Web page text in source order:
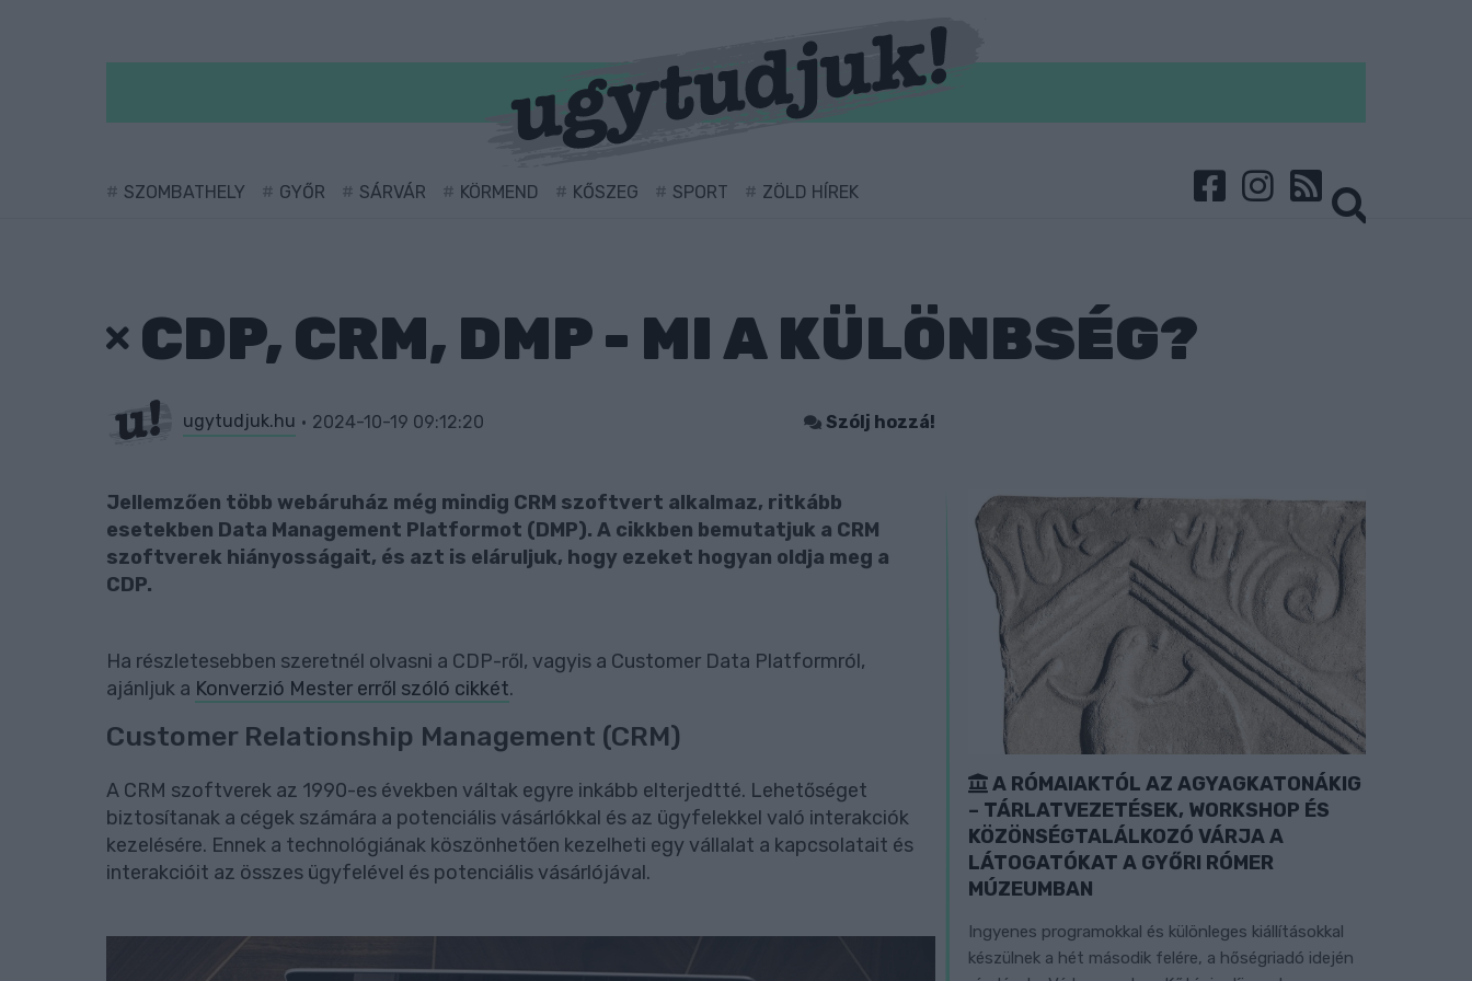
SZOMBATHELY GYŐR SÁRVÁR KÖRMEND KŐSZEG SPORT ZÖLD HÍREK
CDP, CRM, DMP - MI A KÜLÖNBSÉG?
ugytudjuk.hu 2024-10-19 09:12:20 Szólj hozzá!
Jellemzően több webáruház még mindig CRM szoftvert alkalmaz, ritkább
esetekben Data Management Platformot (DMP). A cikkben bemutatjuk a CRM
szoftverek hiányosságait, és azt is eláruljuk, hogy ezeket hogyan oldja meg a
CDP.
Ha részletesebben szeretnél olvasni a CDP-ről, vagyis a Customer Data Platformról,
ajánljuk a Konverzió Mester erről szóló cikkét.
Customer Relationship Management (CRM)
A CRM szoftverek az 1990-es években váltak egyre inkább elterjedtté. Lehetőséget
biztosítanak a cégek számára a potenciális vásárlókkal és az ügyfelekkel való interakciók
kezelésére. Ennek a technológiának köszönhetően kezelheti egy vállalat a kapcsolatait és
interakcióit az összes ügyfelével és potenciális vásárlójával.
A RÓMAIAKTÓL AZ AGYAGKATONÁKIG
– TÁRLATVEZETÉSEK, WORKSHOP ÉS
KÖZÖNSÉGTALÁLKOZÓ VÁRJA A
LÁTOGATÓKAT A GYŐRI RÓMER
MÚZEUMBAN
Ingyenes programokkal és különleges kiállításokkal
készülnek a hét második felére, a hőségriadó idején